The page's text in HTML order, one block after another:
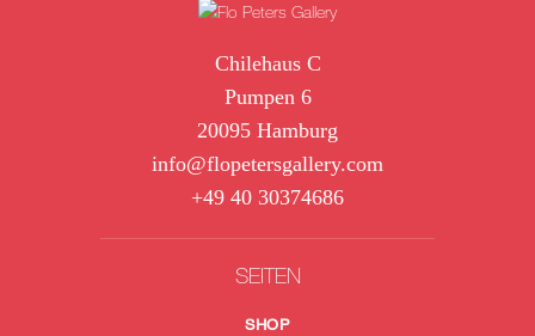
Chilehaus C
Pumpen 6
20095 Hamburg
info@flopetersgallery.com
+49 40 30374686
SEITEN
SHOP